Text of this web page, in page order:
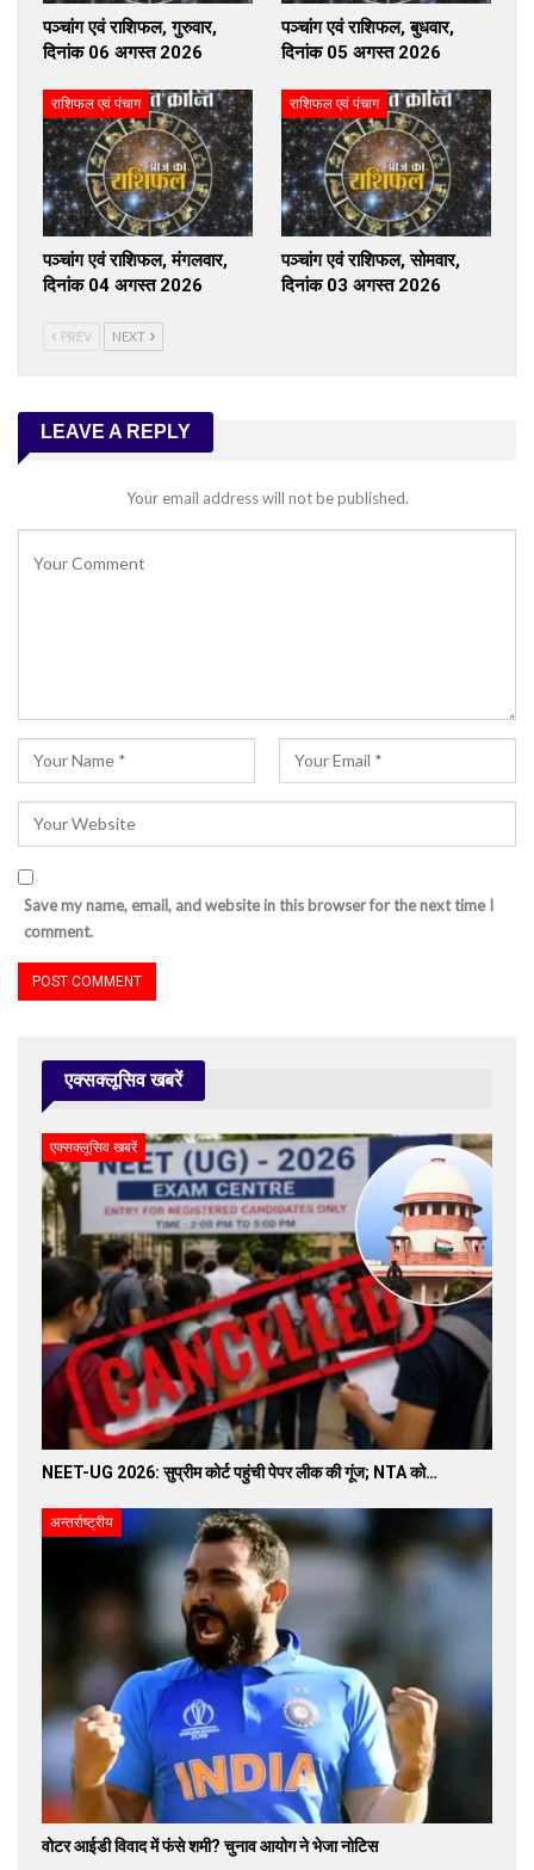
पञ्चांग एवं राशिफल, गुरुवार,
दिनांक 06 अगस्त 2026
पञ्चांग एवं राशिफल, बुधवार,
दिनांक 05 अगस्त 2026
राशिफल एवं पंचाग
पञ्चांग एवं राशिफल, मंगलवार,
दिनांक 04 अगस्त 2026
राशिफल एवं पंचाग
पञ्चांग एवं राशिफल, सोमवार,
दिनांक 03 अगस्त 2026
PREV NEXT
LEAVE A REPLY
Your email address will not be published.
Save my name, email, and website in this browser for the next time I
comment.
एक्सक्लूसिव खबरें
एक्सक्लूसिव खबरें
NEET-UG 2026: सुप्रीम कोर्ट पहुंची पेपर लीक की गूंज; NTA को…
अन्तर्राष्ट्रीय
वोटर आईडी विवाद में फंसे शमी? चुनाव आयोग ने भेजा नोटिस